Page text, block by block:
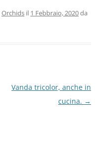
Orchids il 1 Febbraio, 2020da
Vanda tricolor, anche in
cucina. →